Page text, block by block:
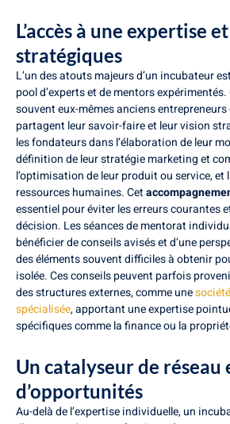
L’accès à une expertise
stratégiques
L’un des atouts majeurs d’un incubateur
pool d’experts et de mentors
souvent eux-mêmes anciens
partagent leur savoir-faire et leur vision
les fondateurs dans l’élaboration de leur
définition de leur stratégie marketing et
l’optimisation de leur produit ou service, et
ressources humaines. Cet
essentiel pour éviter les erreurs courantes
décision. Les séances de mentorat
bénéficier de conseils avisés et d’une
des éléments souvent difficiles à obtenir
isolée. Ces conseils peuvent parfois
des structures externes, comme une
spécialisée, apportant une expertise
spécifiques comme la finance ou la
Un catalyseur de réseau
d’opportunités
Au-delà de l’expertise individuelle, un